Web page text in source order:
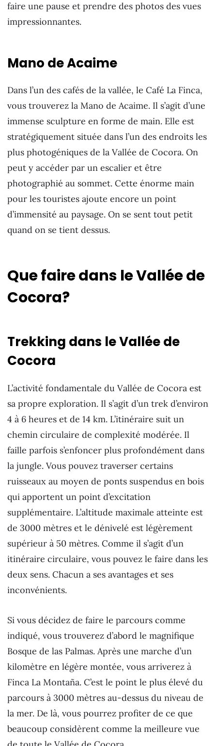
faire une pause et prendre des photos des vues
impressionnantes.
Mano de Acaime
Dans l’un des cafés de la vallée, le Café La Finca,
vous trouverez la Mano de Acaime. Il s’agit d’une
immense sculpture en forme de main. Elle est
stratégiquement située dans l’un des endroits les
plus photogéniques de la Vallée de Cocora. On
peut y accéder par un escalier et être
photographié au sommet. Cette énorme main
pour les touristes ajoute encore un point
d’immensité au paysage. On se sent tout petit
quand on se tient dessus.
Que faire dans le Vallée de
Cocora?
Trekking dans le Vallée de
Cocora
L’activité fondamentale du Vallée de Cocora est
sa propre exploration. Il s’agit d’un trek d’environ
4 à 6 heures et de 14 km. L’itinéraire suit un
chemin circulaire de complexité modérée. Il
faille parfois s’enfoncer plus profondément dans
la jungle. Vous pouvez traverser certains
ruisseaux au moyen de ponts suspendus en bois
qui apportent un point d’excitation
supplémentaire. L’altitude maximale atteinte est
de 3000 mètres et le dénivelé est légèrement
supérieur à 50 mètres. Comme il s’agit d’un
itinéraire circulaire, vous pouvez le faire dans les
deux sens. Chacun a ses avantages et ses
inconvénients.
Si vous décidez de faire le parcours comme
indiqué, vous trouverez d’abord le magnifique
Bosque de las Palmas. Après une marche d’un
kilomètre en légère montée, vous arriverez à
Finca La Montaña. C’est le point le plus élevé du
parcours à 3000 mètres au-dessus du niveau de
la mer. De là, vous pourrez profiter de ce que
beaucoup considèrent comme la meilleure vue